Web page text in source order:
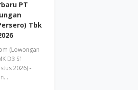
PT
Tbk
(Lowongan
D3 S1
2026) -